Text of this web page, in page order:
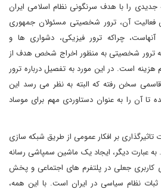
جدیدی را با هدف سرنگونی نظام اسلامی ایران
فعالیت آن، ترور شخصیتی مسئولان جمهوری
چراکه ترور فیزیکی، دشواری ها و
ترور شخصیتی به منظور اخراج شخص هدف از
است. در این مورد به تفصیل درباره ترور
سخن رفته که البته به نظر می رسد این
تا آن را به عنوان دستاوردی مهم برای موساد
تاثیرگذاری بر افکار عمومی از طریق شبکه سازی
عبارت دیگر، ایجاد یک ماشین سمپاشی رسانه
کاربری جعلی در پلتفرم های اجتماعی و پخش
نظام سیاسی در ایران است. با این همه،